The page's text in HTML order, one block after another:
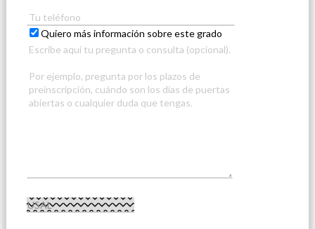
Quiero más información sobre este grado